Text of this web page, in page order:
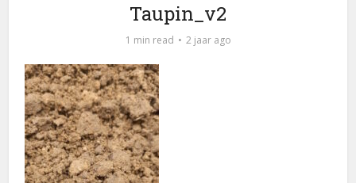
Taupin_v2
1 min read 2 jaar ago